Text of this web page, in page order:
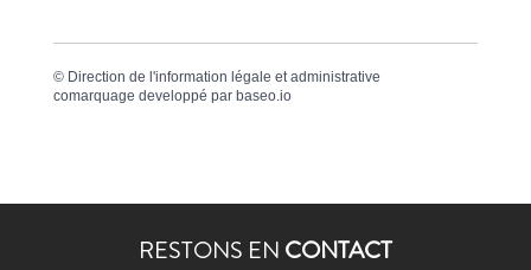
© Direction de l'information légale et administrative
comarquage developpé par baseo.io
RESTONS EN CONTACT